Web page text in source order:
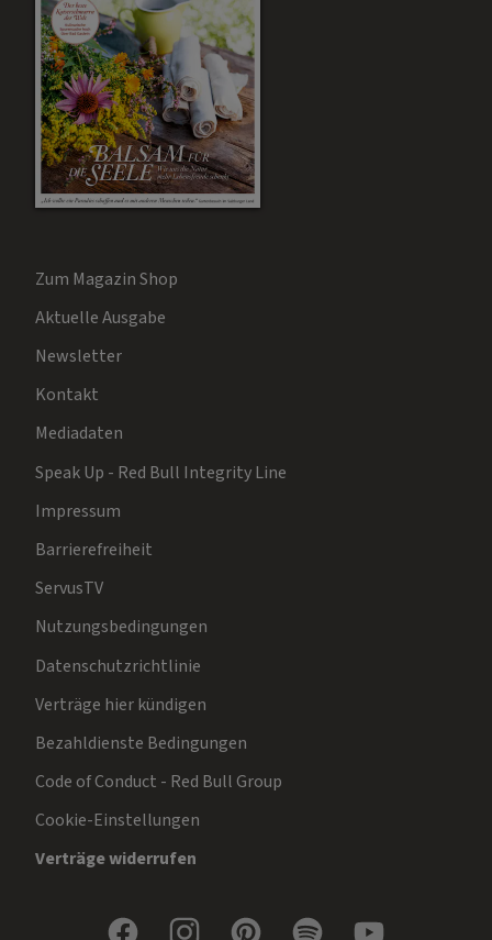
Zum Magazin Shop
Aktuelle Ausgabe
Newsletter
Kontakt
Mediadaten
Speak Up - Red Bull Integrity Line
Impressum
Barrierefreiheit
ServusTV
Nutzungsbedingungen
Datenschutzrichtlinie
Verträge hier kündigen
Bezahldienste Bedingungen
Code of Conduct - Red Bull Group
Cookie-Einstellungen
Verträge widerrufen